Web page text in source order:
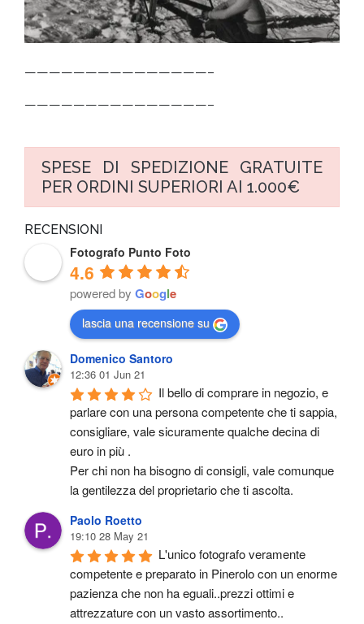
———————————————–
———————————————–
SPESE DI SPEDIZIONE GRATUITE
PER ORDINI SUPERIORI AI 1.000€
RECENSIONI
Fotografo Punto Foto
4.6
powered by Google
lascia una recensione su
Domenico Santoro
12:36 01 Jun 21
Il bello di comprare in negozio, e
parlare con una persona competente che ti sappia,
consigliare, vale sicuramente qualche decina di
euro in più .
Per chi non ha bisogno di consigli, vale comunque
la gentilezza del proprietario che ti ascolta.
Paolo Roetto
19:10 28 May 21
L'unico fotografo veramente
competente e preparato in Pinerolo con un enorme
pazienza che non ha eguali..prezzi ottimi e
attrezzature con un vasto assortimento..